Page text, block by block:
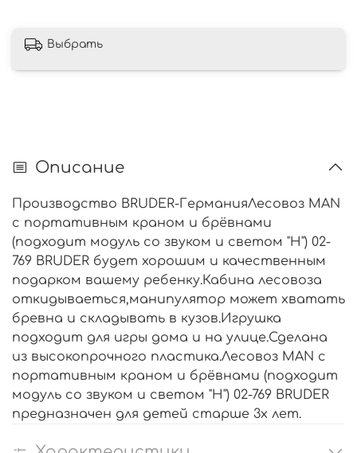
Выбрать
Описание
Производство BRUDER-ГерманияЛесовоз MAN
с портативным краном и брёвнами
(подходит модуль со звуком и светом "H") 02-
769 BRUDER будет хорошим и качественным
подарком вашему ребенку.Кабина лесовоза
откидываеться,манипулятор может хватать
бревна и складывать в кузов.Игрушка
подходит для игры дома и на улице.Сделана
из высокопрочного пластика.Лесовоз MAN с
портативным краном и брёвнами (подходит
модуль со звуком и светом "H") 02-769 BRUDER
предназначен для детей старше 3х лет.